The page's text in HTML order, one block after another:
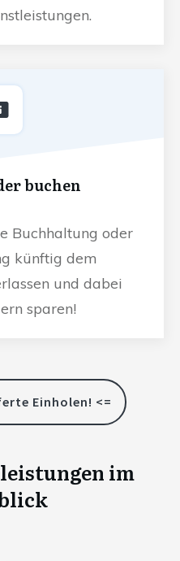
buchen
Buchhaltung oder
künftig dem
und dabei
sparen!
Einholen! <=
im